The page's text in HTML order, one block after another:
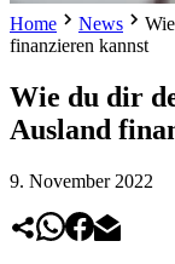
Home News
finanzieren kannst
Wie du dir
Ausland
9. November 2022